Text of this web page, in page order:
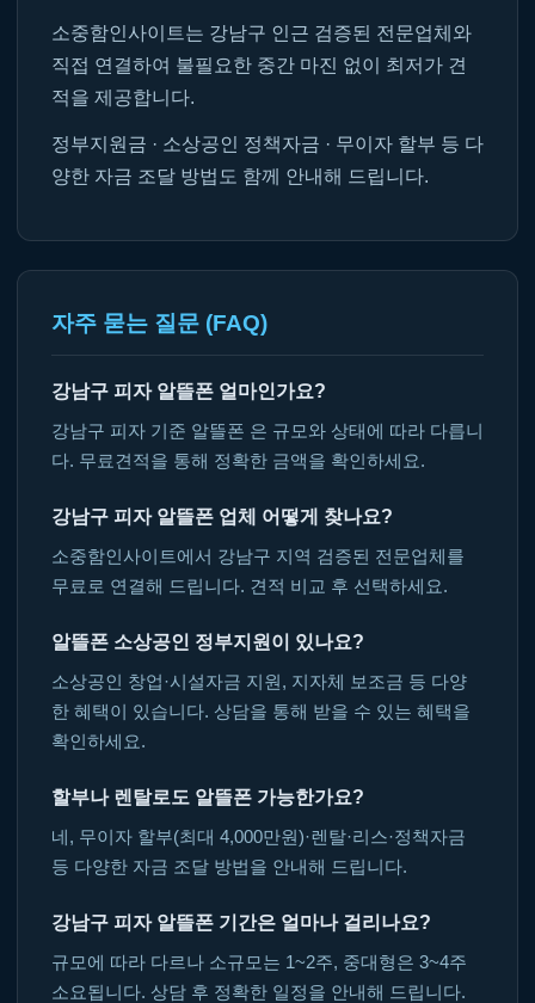
소중함인사이트는 강남구 인근 검증된 전문업체와
직접 연결하여 불필요한 중간 마진 없이 최저가 견
적을 제공합니다.
정부지원금 · 소상공인 정책자금 · 무이자 할부 등 다
양한 자금 조달 방법도 함께 안내해 드립니다.
자주 묻는 질문 (FAQ)
강남구 피자 알뜰폰 얼마인가요?
강남구 피자 기준 알뜰폰 은 규모와 상태에 따라 다릅니
다. 무료견적을 통해 정확한 금액을 확인하세요.
강남구 피자 알뜰폰 업체 어떻게 찾나요?
소중함인사이트에서 강남구 지역 검증된 전문업체를
무료로 연결해 드립니다. 견적 비교 후 선택하세요.
알뜰폰 소상공인 정부지원이 있나요?
소상공인 창업·시설자금 지원, 지자체 보조금 등 다양
한 혜택이 있습니다. 상담을 통해 받을 수 있는 혜택을
확인하세요.
할부나 렌탈로도 알뜰폰 가능한가요?
네, 무이자 할부(최대 4,000만원)·렌탈·리스·정책자금
등 다양한 자금 조달 방법을 안내해 드립니다.
강남구 피자 알뜰폰 기간은 얼마나 걸리나요?
규모에 따라 다르나 소규모는 1~2주, 중대형은 3~4주
소요됩니다. 상담 후 정확한 일정을 안내해 드립니다.